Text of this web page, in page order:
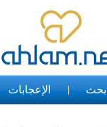
بحث الإعجابات